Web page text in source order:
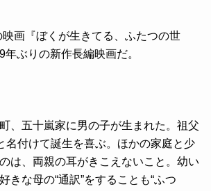
画『ぼくが生きてる、ふたつの世
ぶりの新作長編映画だ。
、五十嵐家に男の子が生まれた。祖父
名付けて誕生を喜ぶ。ほかの家庭と少
は、両親の耳がきこえないこと。幼い
きな母の“通訳”をすることも“ふつ